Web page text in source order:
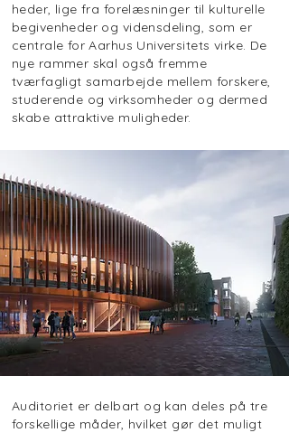
heder, lige fra forelæsninger til kulturelle
begivenheder og vidensdeling, som er
centrale for Aarhus Universitets virke. De
nye rammer skal også fremme
tværfagligt samarbejde mellem forskere,
studerende og virksomheder og dermed
skabe attraktive muligheder.
Auditoriet er delbart og kan deles på tre
forskellige måder, hvilket gør det muligt